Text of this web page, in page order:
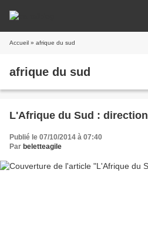
Accueil » afrique du sud
afrique du sud
L'Afrique du Sud :
Publié le 07/10/2014 à 07:40
Par beletteagile